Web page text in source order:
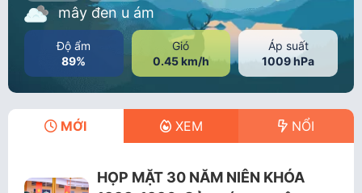
mây đen u ám
Độ ẩm
89%
Gió
0.45 km/h
Áp suất
1009 hPa
MỚI XEM NỔI
HỌP MẶT 30 NĂM NIÊN KHÓA